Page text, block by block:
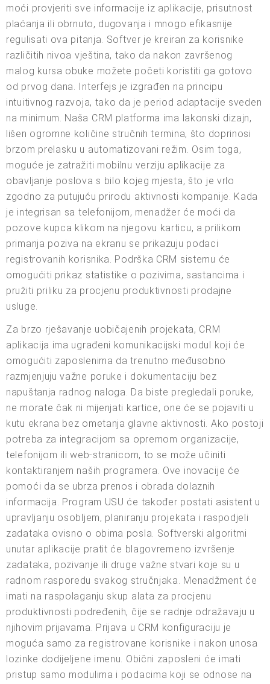
moći provjeriti sve informacije iz aplikacije, prisutnost
plaćanja ili obrnuto, dugovanja i mnogo efikasnije
regulisati ova pitanja. Softver je kreiran za korisnike
različitih nivoa vještina, tako da nakon završenog
malog kursa obuke možete početi koristiti ga gotovo
od prvog dana. Interfejs je izgrađen na principu
intuitivnog razvoja, tako da je period adaptacije sveden
na minimum. Naša CRM platforma ima lakonski dizajn,
lišen ogromne količine stručnih termina, što doprinosi
brzom prelasku u automatizovani režim. Osim toga,
moguće je zatražiti mobilnu verziju aplikacije za
obavljanje poslova s bilo kojeg mjesta, što je vrlo
zgodno za putujuću prirodu aktivnosti kompanije. Kada
je integrisan sa telefonijom, menadžer će moći da
pozove kupca klikom na njegovu karticu, a prilikom
primanja poziva na ekranu se prikazuju podaci
registrovanih korisnika. Podrška CRM sistemu će
omogućiti prikaz statistike o pozivima, sastancima i
pružiti priliku za procjenu produktivnosti prodajne
usluge.
Za brzo rješavanje uobičajenih projekata, CRM
aplikacija ima ugrađeni komunikacijski modul koji će
omogućiti zaposlenima da trenutno međusobno
razmjenjuju važne poruke i dokumentaciju bez
napuštanja radnog naloga. Da biste pregledali poruke,
ne morate čak ni mijenjati kartice, one će se pojaviti u
kutu ekrana bez ometanja glavne aktivnosti. Ako postoji
potreba za integracijom sa opremom organizacije,
telefonijom ili web-stranicom, to se može učiniti
kontaktiranjem naših programera. Ove inovacije će
pomoći da se ubrza prenos i obrada dolaznih
informacija. Program USU će također postati asistent u
upravljanju osobljem, planiranju projekata i raspodjeli
zadataka ovisno o obima posla. Softverski algoritmi
unutar aplikacije pratit će blagovremeno izvršenje
zadataka, pozivanje ili druge važne stvari koje su u
radnom rasporedu svakog stručnjaka. Menadžment će
imati na raspolaganju skup alata za procjenu
produktivnosti podređenih, čije se radnje odražavaju u
njihovim prijavama. Prijava u CRM konfiguraciju je
moguća samo za registrovane korisnike i nakon unosa
lozinke dodijeljene imenu. Obični zaposleni će imati
pristup samo modulima i podacima koji se odnose na